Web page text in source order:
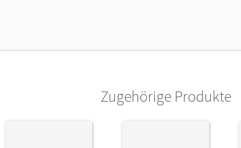
Verlag
Cornelsen Verlag
Zugehörige Produkte